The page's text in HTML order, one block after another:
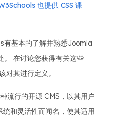
也提供 CSS 课
有基本的了解并熟悉Joomla
。 在讨论您获得有关这些
对其进行定义。
流行的开源 CMS，以其用户
和灵活性而闻名，使其适用